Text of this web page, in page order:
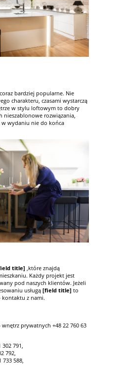
bardziej popularne. Nie
charakteru, czasami wystarczą
w stylu loftowym to dobry
nieszablonowe rozwiązania,
wydaniu nie do końca
title] ,które znajdą
Każdy projekt jest
pod naszych klientów. Jeżeli
usługą [field title] to
kontaktu z nami.
prywatnych +48 22 760 63
791,
792,
588,